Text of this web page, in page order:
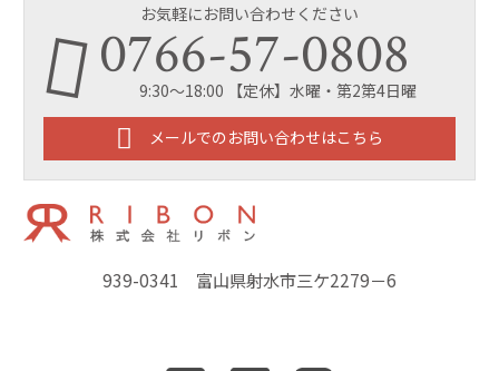
939-0341 富山県射水市三ケ2279－6
お気軽にお問い合わせください
0766-57-0808
9:30～18:00 【定休】水曜・第2第4日曜
メールでのお問い合わせはこちら